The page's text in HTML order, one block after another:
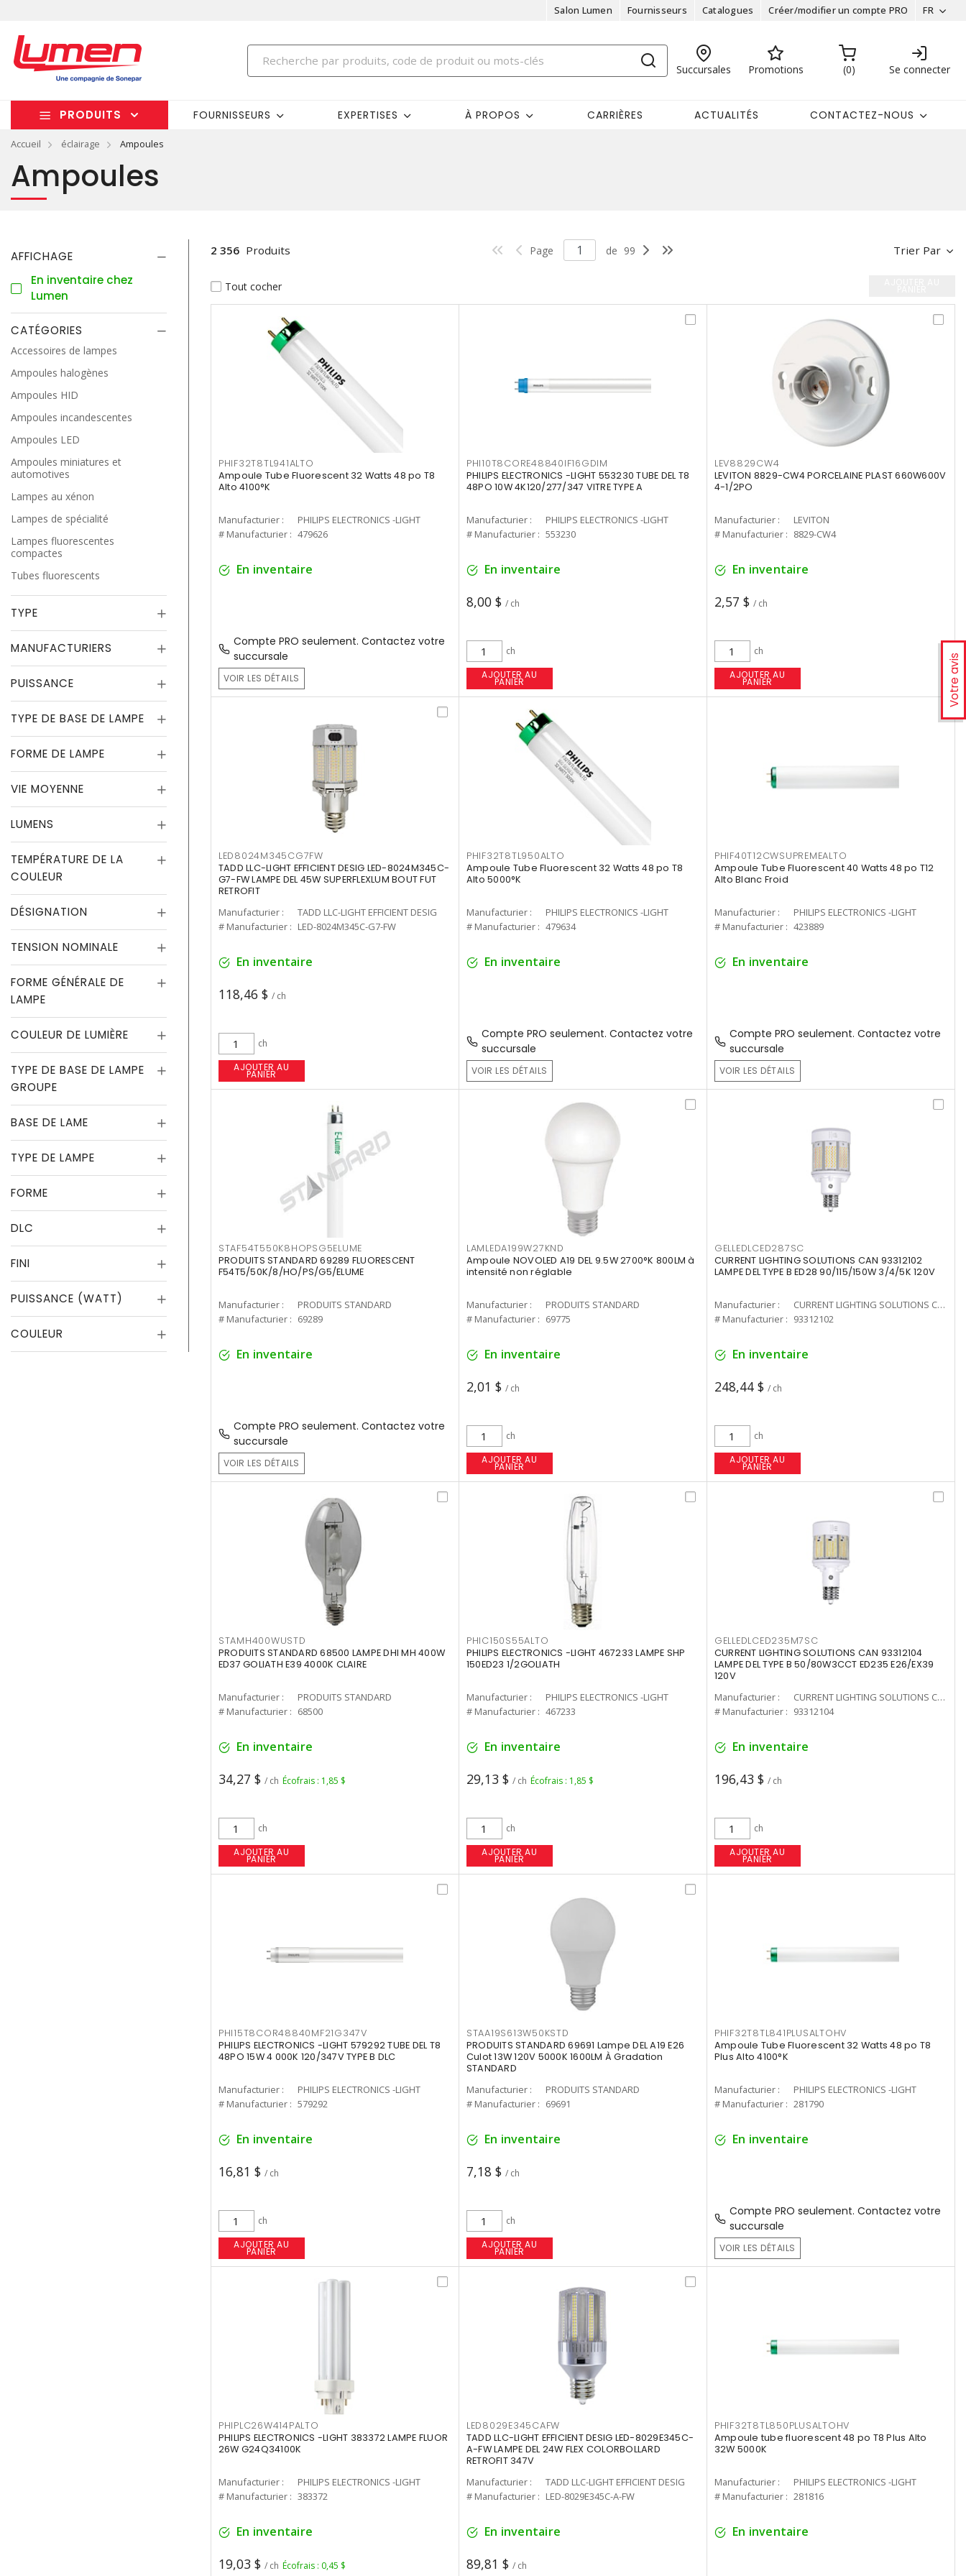
Salon Lumen Fournisseurs Catalogues Créer/modifier un compte PRO FR
Succursales Promotions 0 Se connecter
PRODUITS FOURNISSEURS EXPERTISES À PROPOS CARRIÈRES ACTUALITÉS CONTACTEZ-NOUS
Accueil éclairage Ampoules
Votre avis
Ampoules
AFFICHAGE
En inventaire chez
Lumen
CATÉGORIES
Accessoires de lampes
Ampoules halogènes
Ampoules HID
Ampoules incandescentes
Ampoules LED
Ampoules miniatures et
automotives
Lampes au xénon
Lampes de spécialité
Lampes fluorescentes
compactes
Tubes fluorescents
TYPE
MANUFACTURIERS
PUISSANCE
TYPE DE BASE DE LAMPE
FORME DE LAMPE
VIE MOYENNE
LUMENS
TEMPÉRATURE DE LA
COULEUR
DÉSIGNATION
TENSION NOMINALE
FORME GÉNÉRALE DE
LAMPE
COULEUR DE LUMIÈRE
TYPE DE BASE DE LAMPE
GROUPE
BASE DE LAME
TYPE DE LAMPE
FORME
DLC
FINI
PUISSANCE (WATT)
COULEUR
Trier Par
2 356 Produits Page de 99
Tout cocher
PHIF32T8TL941ALTO
Ampoule Tube Fluorescent 32 Watts 48 po T8
Alto 4100°K
Manufacturier :
PHILIPS ELECTRONICS -LIGHT
# Manufacturier : 479626
En inventaire
Compte PRO seulement. Contactez votre
succursale
VOIR LES DÉTAILS
PHI10T8CORE48840IF16GDIM
PHILIPS ELECTRONICS -LIGHT 553230 TUBE DEL T8
48PO 10W 4K120/277/347 VITRE TYPE A
Manufacturier :
PHILIPS ELECTRONICS -LIGHT
# Manufacturier : 553230
En inventaire
8,00 $ / ch
ch
AJOUTER AU
PANIER
LEV8829CW4
LEVITON 8829-CW4 PORCELAINE PLAST 660W600V
4-1/2PO
Manufacturier :
LEVITON
# Manufacturier : 8829-CW4
En inventaire
2,57 $ / ch
ch
AJOUTER AU
PANIER
LED8024M345CG7FW
TADD LLC-LIGHT EFFICIENT DESIG LED-8024M345C-
G7-FW LAMPE DEL 45W SUPERFLEXLUM BOUT FUT
RETROFIT
Manufacturier :
TADD LLC-LIGHT EFFICIENT DESIG
# Manufacturier : LED-8024M345C-G7-FW
En inventaire
118,46 $ / ch
ch
AJOUTER AU
PANIER
PHIF32T8TL950ALTO
Ampoule Tube Fluorescent 32 Watts 48 po T8
Alto 5000°K
Manufacturier :
PHILIPS ELECTRONICS -LIGHT
# Manufacturier : 479634
En inventaire
Compte PRO seulement. Contactez votre
succursale
VOIR LES DÉTAILS
PHIF40T12CWSUPREMEALTO
Ampoule Tube Fluorescent 40 Watts 48 po T12
Alto Blanc Froid
Manufacturier :
PHILIPS ELECTRONICS -LIGHT
# Manufacturier : 423889
En inventaire
Compte PRO seulement. Contactez votre
succursale
VOIR LES DÉTAILS
STAF54T550K8HOPSG5ELUME
PRODUITS STANDARD 69289 FLUORESCENT
F54T5/50K/8/HO/PS/G5/ELUME
Manufacturier :
PRODUITS STANDARD
# Manufacturier : 69289
En inventaire
Compte PRO seulement. Contactez votre
succursale
VOIR LES DÉTAILS
LAMLEDA199W27KND
Ampoule NOVOLED A19 DEL 9.5W 2700°K 800LM à
intensité non réglable
Manufacturier :
PRODUITS STANDARD
# Manufacturier : 69775
En inventaire
2,01 $ / ch
ch
AJOUTER AU
PANIER
GELLEDLCED287SC
CURRENT LIGHTING SOLUTIONS CAN 93312102
LAMPE DEL TYPE B ED28 90/115/150W 3/4/5K 120V
Manufacturier :
CURRENT LIGHTING SOLUTIONS CAN
# Manufacturier : 93312102
En inventaire
248,44 $ / ch
ch
AJOUTER AU
PANIER
STAMH400WUSTD
PRODUITS STANDARD 68500 LAMPE DHI MH 400W
ED37 GOLIATH E39 4000K CLAIRE
Manufacturier :
PRODUITS STANDARD
# Manufacturier : 68500
En inventaire
34,27 $ / ch Écofrais : 1,85 $
ch
AJOUTER AU
PANIER
PHIC150S55ALTO
PHILIPS ELECTRONICS -LIGHT 467233 LAMPE SHP
150ED23 1/2GOLIATH
Manufacturier :
PHILIPS ELECTRONICS -LIGHT
# Manufacturier : 467233
En inventaire
29,13 $ / ch Écofrais : 1,85 $
ch
AJOUTER AU
PANIER
GELLEDLCED235M7SC
CURRENT LIGHTING SOLUTIONS CAN 93312104
LAMPE DEL TYPE B 50/80W3CCT ED235 E26/EX39
120V
Manufacturier :
CURRENT LIGHTING SOLUTIONS CAN
# Manufacturier : 93312104
En inventaire
196,43 $ / ch
ch
AJOUTER AU
PANIER
PHI15T8COR48840MF21G347V
PHILIPS ELECTRONICS -LIGHT 579292 TUBE DEL T8
48PO 15W 4 000K 120/347V TYPE B DLC
Manufacturier :
PHILIPS ELECTRONICS -LIGHT
# Manufacturier : 579292
En inventaire
16,81 $ / ch
ch
AJOUTER AU
PANIER
STAA19S613W50KSTD
PRODUITS STANDARD 69691 Lampe DEL A19 E26
Culot 13W 120V 5000K 1600LM À Gradation
STANDARD
Manufacturier :
PRODUITS STANDARD
# Manufacturier : 69691
En inventaire
7,18 $ / ch
ch
AJOUTER AU
PANIER
PHIF32T8TL841PLUSALTOHV
Ampoule Tube Fluorescent 32 Watts 48 po T8
Plus Alto 4100°K
Manufacturier :
PHILIPS ELECTRONICS -LIGHT
# Manufacturier : 281790
En inventaire
Compte PRO seulement. Contactez votre
succursale
VOIR LES DÉTAILS
PHIPLC26W414PALTO
PHILIPS ELECTRONICS -LIGHT 383372 LAMPE FLUOR
26W G24Q34100K
Manufacturier :
PHILIPS ELECTRONICS -LIGHT
# Manufacturier : 383372
En inventaire
19,03 $ / ch Écofrais : 0,45 $
LED8029E345CAFW
TADD LLC-LIGHT EFFICIENT DESIG LED-8029E345C-
A-FW LAMPE DEL 24W FLEX COLORBOLLARD
RETROFIT 347V
Manufacturier :
TADD LLC-LIGHT EFFICIENT DESIG
# Manufacturier : LED-8029E345C-A-FW
En inventaire
89,81 $ / ch
PHIF32T8TL850PLUSALTOHV
Ampoule tube fluorescent 48 po T8 Plus Alto
32W 5000K
Manufacturier :
PHILIPS ELECTRONICS -LIGHT
# Manufacturier : 281816
En inventaire